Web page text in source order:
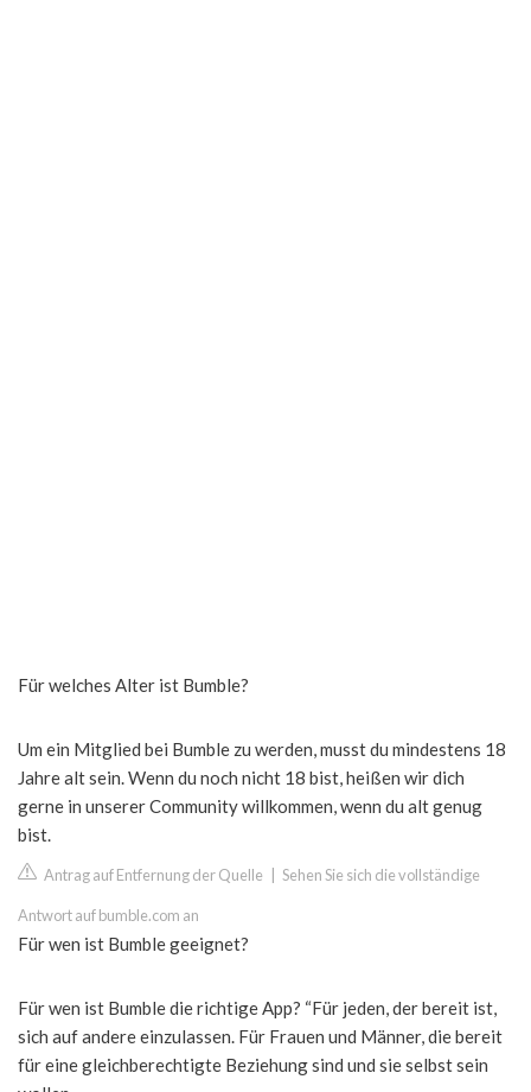
Für welches Alter ist Bumble?
Um ein Mitglied bei Bumble zu werden, musst du mindestens 18
Jahre alt sein. Wenn du noch nicht 18 bist, heißen wir dich
gerne in unserer Community willkommen, wenn du alt genug
bist.
Antrag auf Entfernung der Quelle Sehen Sie sich die vollständige
Antwort auf bumble.com an
Für wen ist Bumble geeignet?
Für wen ist Bumble die richtige App? “Für jeden, der bereit ist,
sich auf andere einzulassen. Für Frauen und Männer, die bereit
für eine gleichberechtigte Beziehung sind und sie selbst sein